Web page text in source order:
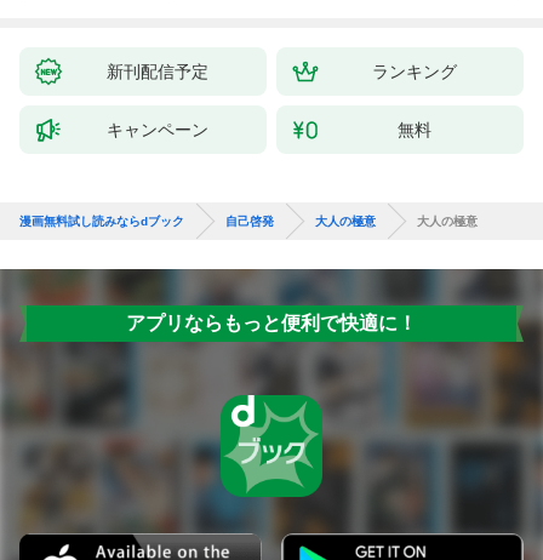
新刊配信予定 ランキング
キャンペーン 無料
漫画無料試し読みならdブック 自己啓発 大人の極意 大人の極意
アプリならもっと便利で快適に！